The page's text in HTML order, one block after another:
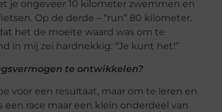
je ongeveer 10 kilometer zwemmen en
Op de derde – “run” 80 kilometer.
het de moeite waard was om te
in mij zei hardnekkig: “Je kunt het!”
te ontwikkelen?
voor een resultaat, maar om te leren en
race maar een klein onderdeel van